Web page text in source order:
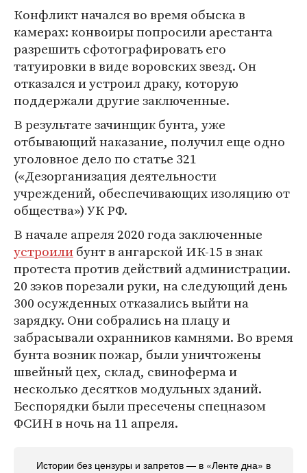
Конфликт начался во время обыска в
камерах: конвоиры попросили арестанта
разрешить сфотографировать его
татуировки в виде воровских звезд. Он
отказался и устроил драку, которую
поддержали другие заключенные.
В результате зачинщик бунта, уже
отбывающий наказание, получил еще одно
уголовное дело по статье 321
(«Дезорганизация деятельности
учреждений, обеспечивающих изоляцию от
общества») УК РФ.
В начале апреля 2020 года заключенные
устроилибунт в ангарской ИК-15 в знак
протеста против действий администрации.
20 зэков порезали руки, на следующий день
300 осужденных отказались выйти на
зарядку. Они собрались на плацу и
забрасывали охранников камнями. Во время
бунта возник пожар, были уничтожены
швейный цех, склад, свиноферма и
несколько десятков модульных зданий.
Беспорядки были пресечены спецназом
ФСИН в ночь на 11 апреля.
Истории без цензуры и запретов — в «Ленте дна» в